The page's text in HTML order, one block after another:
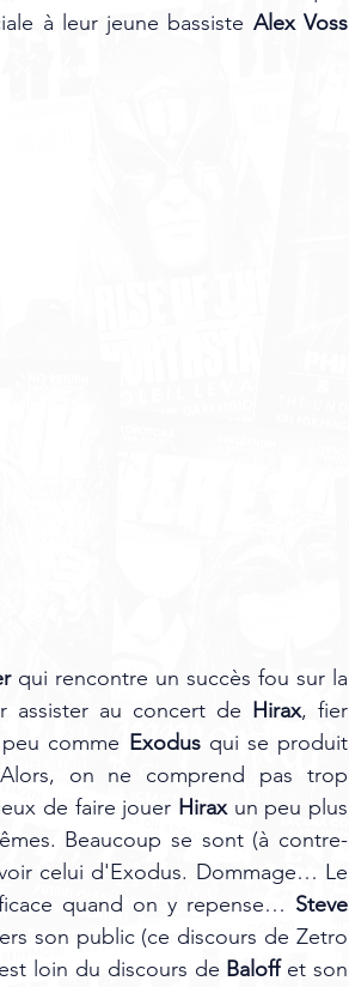
à leur jeune bassiste Alex Voss
qui rencontre un succès fou sur la
assister au concert de Hirax, fier
comme Exodus qui se produit
on ne comprend pas trop
de faire jouer Hirax un peu plus
Beaucoup se sont (à contre-
celui d'Exodus. Dommage… Le
quand on y repense… Steve
son public (ce discours de Zetro
loin du discours de Baloff et son